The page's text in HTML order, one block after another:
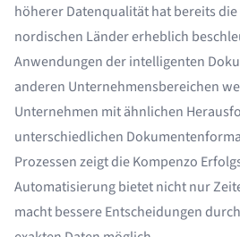
höherer Datenqualität hat bereits
nordischen Länder erheblich
Anwendungen der intelligenten
anderen Unternehmensbereichen
Unternehmen mit ähnlichen
unterschiedlichen
Prozessen zeigt die Kompenzo
Automatisierung bietet nicht nur
macht bessere Entscheidungen